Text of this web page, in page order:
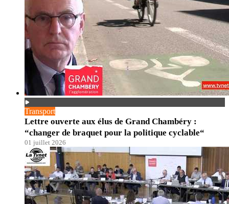
Transport
Lettre ouverte aux élus de Grand Chambéry :
“changer de braquet pour la politique cyclable“
01 juillet 2026